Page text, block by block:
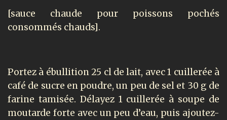
[sauce chaude pour poissons pochés
consommés chauds].
Portez à ébullition 25 cl de lait, avec 1 cuillerée à
café de sucre en poudre, un peu de sel et 30 g de
farine tamisée. Délayez 1 cuillerée à soupe de
moutarde forte avec un peu d’eau, puis ajoutez-